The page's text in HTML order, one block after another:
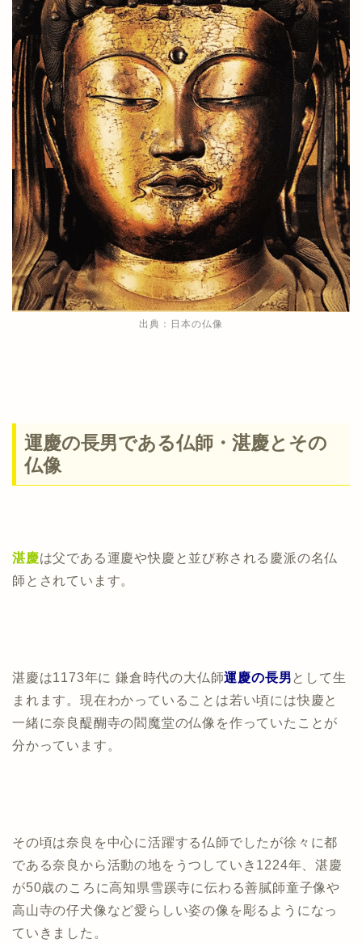
出典：日本の仏像
運慶の長男である仏師・湛慶とその
仏像
湛慶は父である運慶や快慶と並び称される慶派の名仏
師とされています。
湛慶は1173年に 鎌倉時代の大仏師運慶の長男として生
まれます。現在わかっていることは若い頃には快慶と
一緒に奈良醍醐寺の閻魔堂の仏像を作っていたことが
分かっています。
その頃は奈良を中心に活躍する仏師でしたが徐々に都
である奈良から活動の地をうつしていき1224年、湛慶
が50歳のころに高知県雪蹊寺に伝わる善膩師童子像や
高山寺の仔犬像など愛らしい姿の像を彫るようになっ
ていきました。